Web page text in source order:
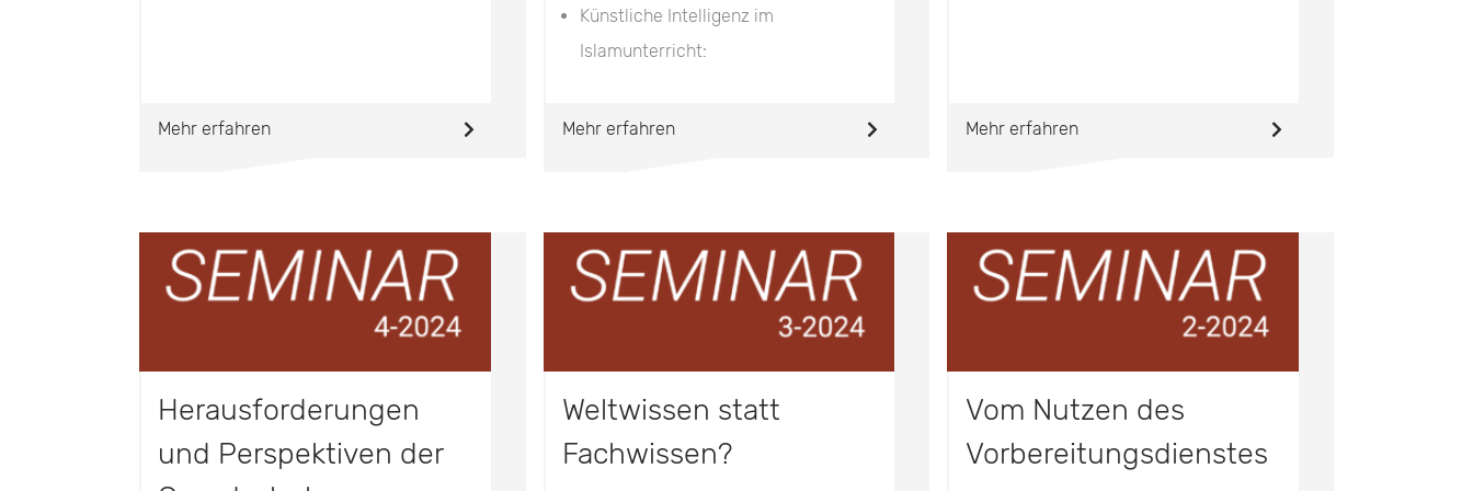
Mehr erfahren
Künstliche Intelligenz im
Islamunterricht:
Mehr erfahren Mehr erfahren
Herausforderungen
und Perspektiven der
Weltwissen statt
Fachwissen?
Vom Nutzen des
Vorbereitungsdienstes